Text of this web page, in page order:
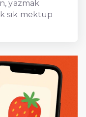
yazmak
sık mektup